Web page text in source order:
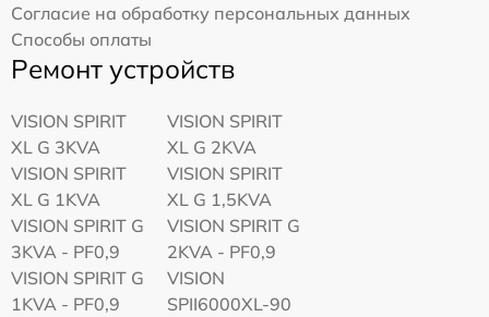
Согласие на обработку персональных данных
Способы оплаты
Ремонт устройств
VISION SPIRIT
XL G 3KVA
VISION SPIRIT
XL G 2KVA
VISION SPIRIT
XL G 1KVA
VISION SPIRIT
XL G 1,5KVA
VISION SPIRIT G
3KVA - PF0,9
VISION SPIRIT G
2KVA - PF0,9
VISION SPIRIT G
1KVA - PF0,9
VISION
SPII6000XL-90